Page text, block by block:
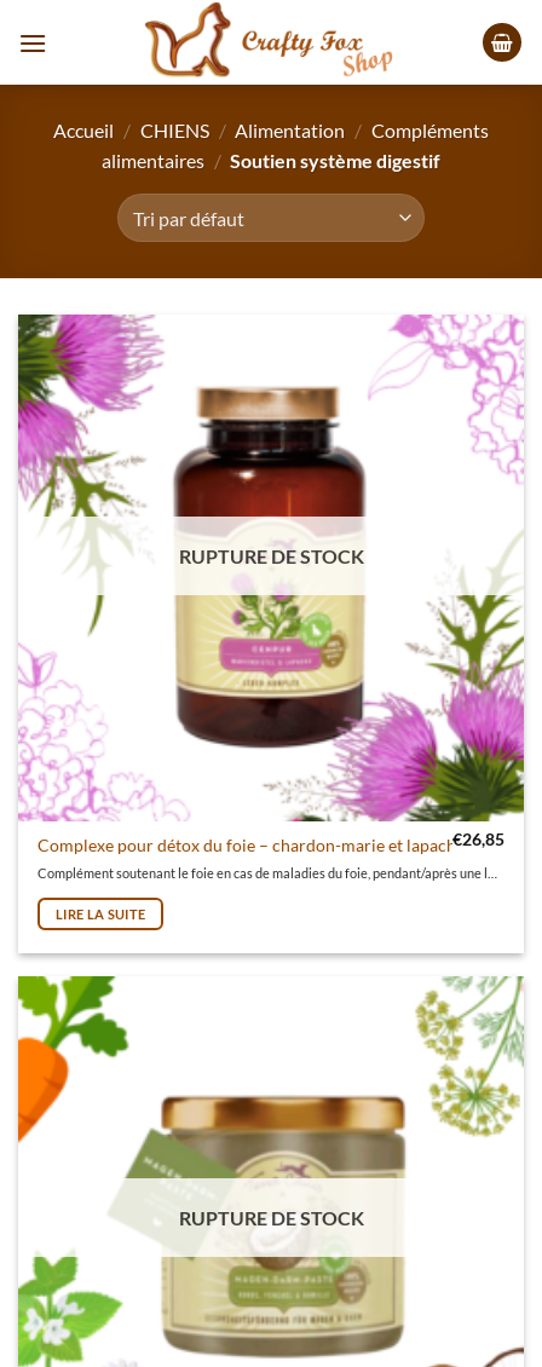
Accueil / CHIENS / Alimentation / Compléments
alimentaires / Soutien système digestif
RUPTURE DE STOCK
Complexe pour détox du foie – chardon-marie et lapacho (190
€26,85
LIRE LA SUITE
RUPTURE DE STOCK